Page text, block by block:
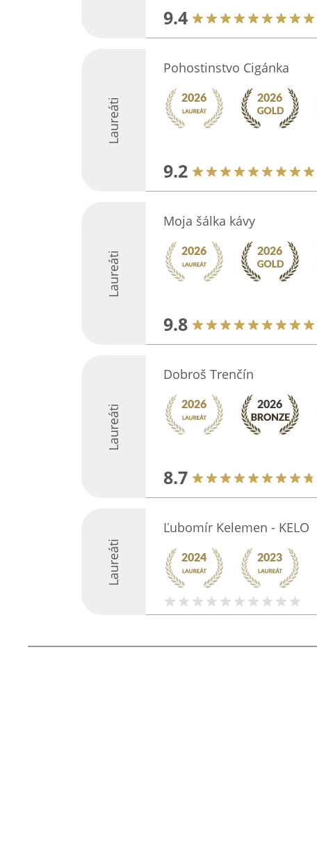
9.4
Laureáti
Pohostinstvo Cigánka
9.2
Laureáti
Moja šálka kávy
9.8
Laureáti
Dobroš Trenčín
8.7
Laureáti
Ľubomír Kelemen - KELO